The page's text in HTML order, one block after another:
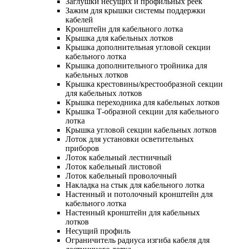
Зажим для крышки системы поддержки
кабелей
Кронштейн для кабельного лотка
Крышка для кабельных лотков
Крышка дополнительная угловой секции
кабельного лотка
Крышка дополнительного тройника для
кабельных лотков
Крышка крестовины/крестообразной секции
для кабельных лотков
Крышка переходника для кабельных лотков
Крышка Т-образной секции для кабельного
лотка
Крышка угловой секции кабельных лотков
Лоток для установки осветительных
приборов
Лоток кабельный лестничный
Лоток кабельный листовой
Лоток кабельный проволочный
Накладка на стык для кабельного лотка
Настенный и потолочный кронштейн для
кабельного лотка
Настенный кронштейн для кабельных
лотков
Несущий профиль
Ограничитель радиуса изгиба кабеля для